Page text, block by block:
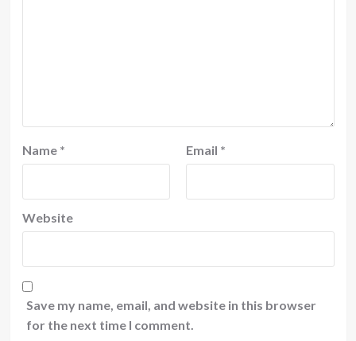
Name * Email *
Website
Save my name, email, and website in this browser
for the next time I comment.